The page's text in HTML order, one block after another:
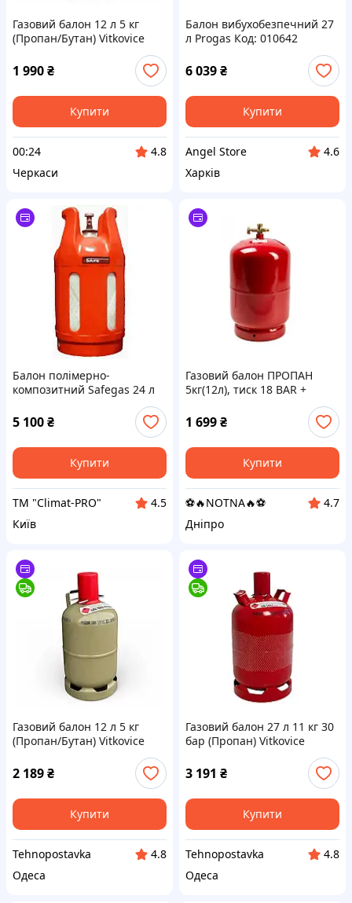
Газовий балон 12 л 5 кг
(Пропан/Бутан) Vitkovice
1 990₴
Купити
00:24
4.8
Черкаси
Балон вибухобезпечний 27
л Progas Код: 010642
6 039₴
Купити
Angel Store
4.6
Харків
Балон полімерно-
композитний Safegas 24 л
5 100₴
Купити
ТМ "Climat-PRO"
4.5
Київ
Газовий балон ПРОПАН
5кг(12л), тиск 18 BAR +
1 699₴
Купити
⚽️🔥NOTNA🔥⚽️
4.7
Дніпро
Газовий балон 12 л 5 кг
(Пропан/Бутан) Vitkovice
2 189₴
Купити
Tehnopostavka
4.8
Одеса
Газовий балон 27 л 11 кг 30
бар (Пропан) Vitkovice
3 191 ₴
Купити
Tehnopostavka
4.8
Одеса